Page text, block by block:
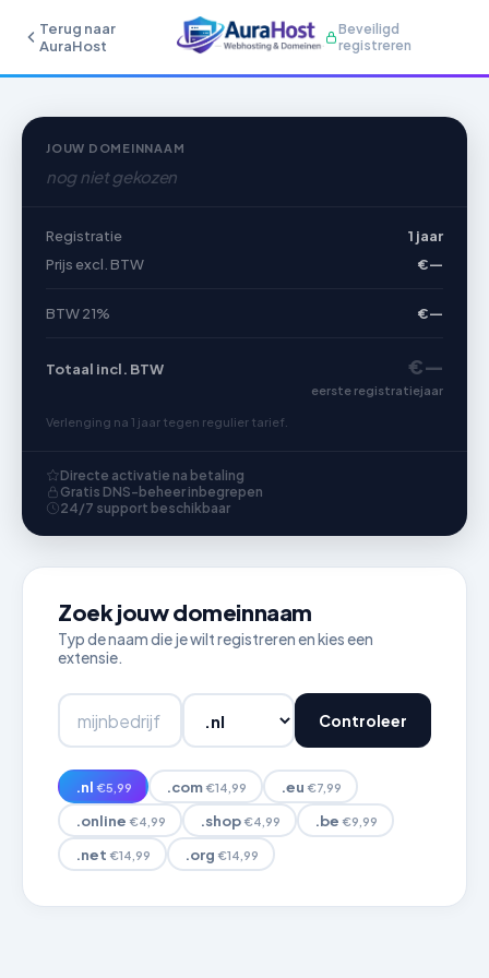
Terug naar
AuraHost
Beveiligd
registreren
Zoek jouw domeinnaam
Typ de naam die je wilt registreren en kies een
extensie.
Controleer
.nl €5,99 .com €14,99 .eu €7,99
.online €4,99 .shop €4,99 .be €9,99
.net €14,99 .org €14,99
JOUW DOMEINNAAM
nog niet gekozen
Registratie
1 jaar
Prijs excl. BTW
€—
BTW 21% €—
Totaal incl. BTW €—
eerste registratiejaar
Verlenging na 1 jaar tegen regulier tarief.
Directe activatie na betaling
Gratis DNS-beheer inbegrepen
24/7 support beschikbaar